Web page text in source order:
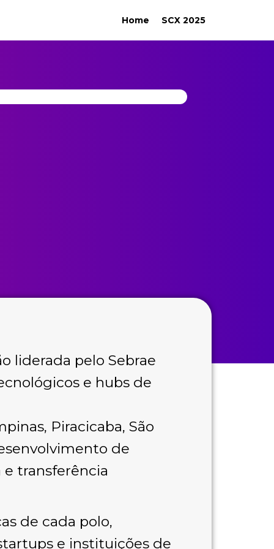
Home SCX 2025
liderada pelo Sebrae
e hubs de
Piracicaba, São
de
transferência
de cada polo,
e instituições de